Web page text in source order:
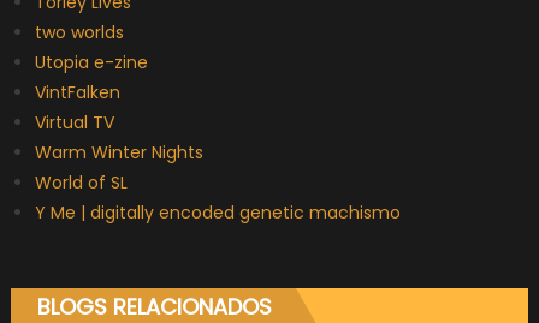
two worlds
Utopia e-zine
VintFalken
Virtual TV
Warm Winter Nights
World of SL
Y Me | digitally encoded genetic machismo
BLOGS RELACIONADOS